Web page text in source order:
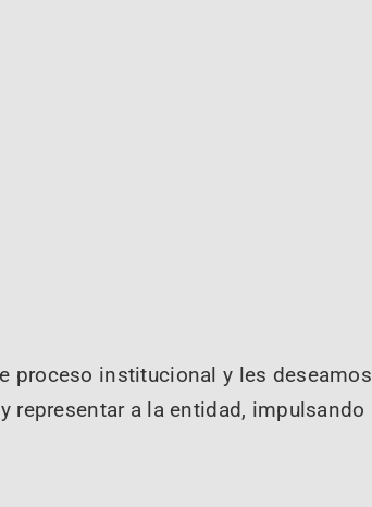
proceso institucional y les deseamos
representar a la entidad, impulsando